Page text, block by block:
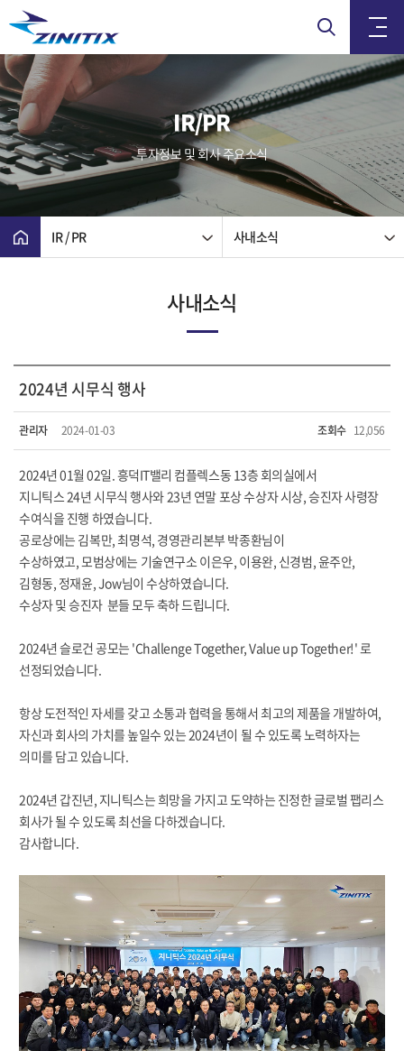
IR/PR
투자정보 및 회사 주요소식
IR / PR 사내소식
사내소식
2024년 시무식 행사
관리자 2024-01-03 조회수 12,056
2024년 01월 02일. 흥덕IT밸리 컴플렉스동 13층 회의실에서
지니틱스24년 시무식 행사와 23년 연말 포상 수상자 시상, 승진자 사령장
수여식을 진행 하였습니다.
공로상에는 김복만, 최명석, 경영관리본부 박종환님이
수상하였고,모범상에는 기술연구소 이은우, 이용완, 신경범, 윤주안,
김형동, 정재윤, Jow님이 수상하였습니다.
수상자 및 승진자 분들 모두 축하 드립니다.
2024년 슬로건 공모는 'Challenge Together, Value up Together!' 로
선정되었습니다.
항상 도전적인 자세를 갖고 소통과 협력을 통해서 최고의 제품을 개발하여,
자신과 회사의 가치를 높일수 있는 2024년이 될 수 있도록 노력하자는
의미를 담고 있습니다.
2024년 갑진년, 지니틱스는 희망을 가지고 도약하는 진정한 글로벌 팹리스
회사가 될 수 있도록 최선을 다하겠습니다.
감사합니다.